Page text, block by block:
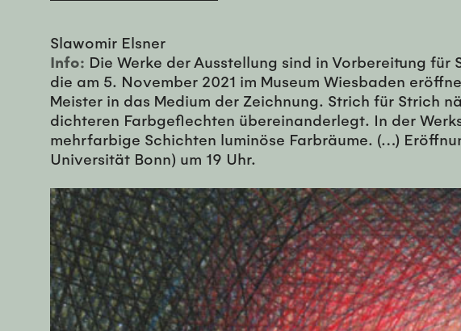
Slawomir Elsner
Info: Die Werke der Ausstellung sind in Vorbereitung
die am 5. November 2021 im Museum Wiesbaden
Meister in das Medium der Zeichnung. Strich für Strich
dichteren Farbgeflechten übereinanderlegt. In der
mehrfarbige Schichten luminöse Farbräume. (…)
Universität Bonn) um 19 Uhr.